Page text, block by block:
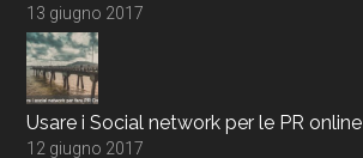
13 giugno 2017
Usare i Social network per le PR online
12 giugno 2017